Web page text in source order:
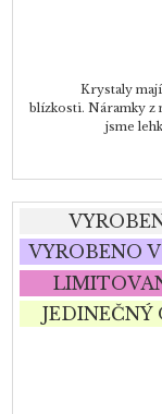
Krystaly mají
blízkosti. Náramky z
jsme
VYROBENO
JEDINEČNÝ